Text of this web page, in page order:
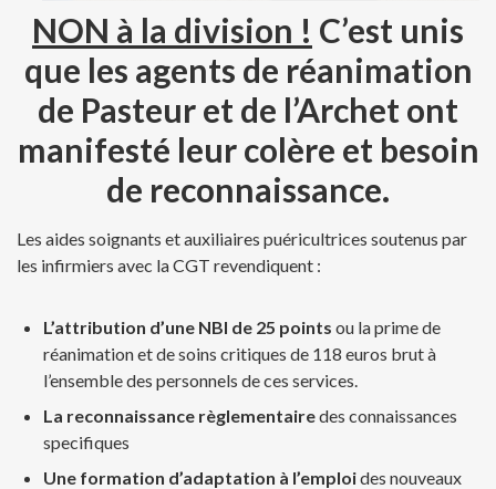
NON à la division ! C’est unis
que les agents de réanimation
de Pasteur et de l’Archet ont
manifesté leur colère et besoin
de reconnaissance.
Les aides soignants et auxiliaires puéricultrices soutenus par
les infirmiers avec la CGT revendiquent :
L’attribution d’une NBI de 25 points ou la prime de
réanimation et de soins critiques de 118 euros brut à
l’ensemble des personnels de ces services.
La reconnaissance règlementairedes connaissances
specifiques
Une formation d’adaptation à l’emploides nouveaux